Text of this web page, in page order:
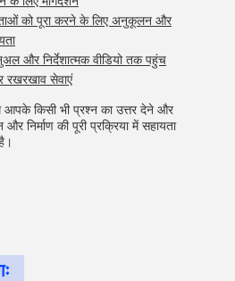
को पूरा करने के लिए अनुकूलन और
और निर्देशात्मक वीडियो तक पहुंच
रखरखाव सेवाएं
आपके किसी भी प्रश्न का उत्तर देने और
निर्माण की पूरी प्रक्रिया में सहायता